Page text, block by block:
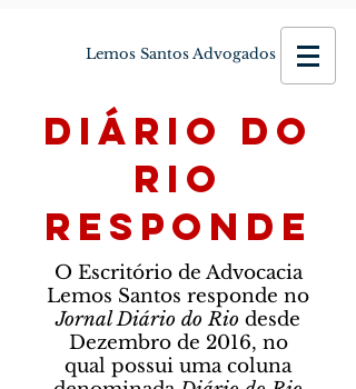
Lemos Santos Advogados
Diário do
Rio
Responde
O Escritório de Advocacia
Lemos Santos responde no
Jornal Diário do Rio desde
Dezembro de 2016, no
qual possui uma coluna